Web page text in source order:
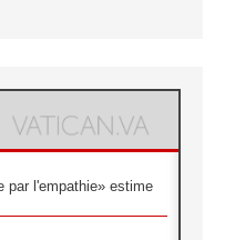
par l'empathie» estime